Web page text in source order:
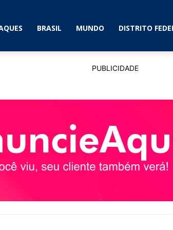
BRASIL MUNDO DISTRITO
PUBLICIDADE